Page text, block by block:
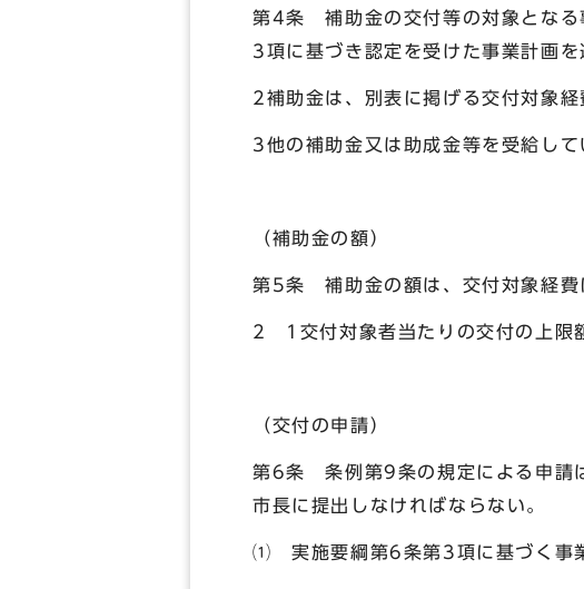
第4条 補助金の交付等の対象となる
3項に基づき認定を受けた事業計画を
2補助金は、別表に掲げる交付対象
3他の補助金又は助成金等を受給し
（補助金の額）
第5条 補助金の額は、交付対象経費
2 1交付対象者当たりの交付の上限
（交付の申請）
第6条 条例第9条の規定による申請
市長に提出しなければならない。
⑴ 実施要綱第6条第3項に基づく事